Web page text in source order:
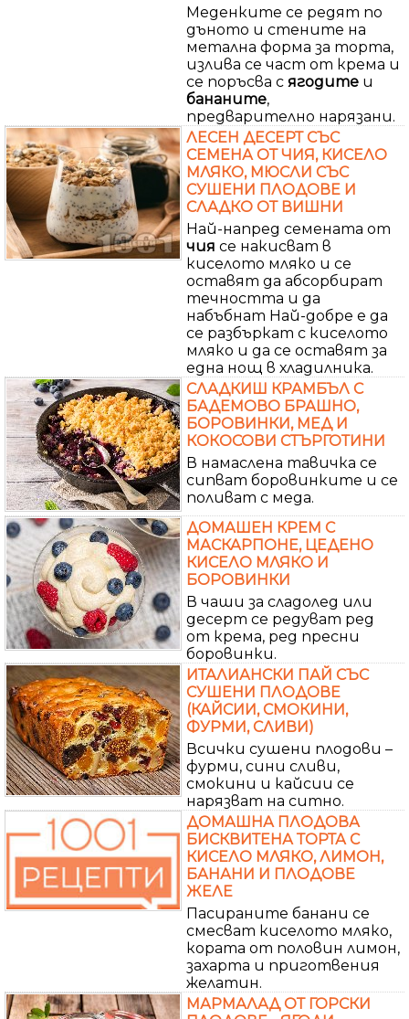
Меденките се редят по
дъното и стените на
метална форма за торта,
излива се част от крема и
се поръсва с ягодите и
бананите,
предварително нарязани.
ЛЕСЕН ДЕСЕРТ СЪС
СЕМЕНА ОТ ЧИЯ, КИСЕЛО
МЛЯКО, МЮСЛИ СЪС
СУШЕНИ ПЛОДОВЕ И
СЛАДКО ОТ ВИШНИ
Най-напред семената от
чия се накисват в
киселото мляко и се
оставят да абсорбират
течността и да
набъбнат Най-добре е да
се разбъркат с киселото
мляко и да се оставят за
една нощ в хладилника.
СЛАДКИШ КРАМБЪЛ С
БАДЕМОВО БРАШНО,
БОРОВИНКИ, МЕД И
КОКОСОВИ СТЪРГОТИНИ
В намаслена тавичка се
сипват боровинките и се
поливат с меда.
ДОМАШЕН КРЕМ С
МАСКАРПОНЕ, ЦЕДЕНО
КИСЕЛО МЛЯКО И
БОРОВИНКИ
В чаши за сладолед или
десерт се редуват ред
от крема, ред пресни
боровинки.
ИТАЛИАНСКИ ПАЙ СЪС
СУШЕНИ ПЛОДОВЕ
(КАЙСИИ, СМОКИНИ,
ФУРМИ, СЛИВИ)
Всички сушени плодови –
фурми, сини сливи,
смокини и кайсии се
нарязват на ситно.
ДОМАШНА ПЛОДОВА
БИСКВИТЕНА ТОРТА С
КИСЕЛО МЛЯКО, ЛИМОН,
БАНАНИ И ПЛОДОВЕ
ЖЕЛЕ
Пасираните банани се
смесват киселото мляко,
кората от половин лимон,
захарта и приготвения
желатин.
МАРМАЛАД ОТ ГОРСКИ